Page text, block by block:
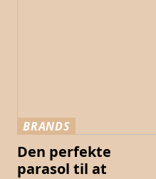
BRANDS
Den perfekte
parasol til at